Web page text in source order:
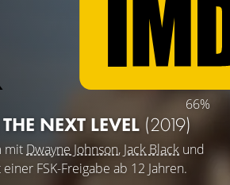
66%
NEXT LEVEL (2019)
mit Dwayne Johnson, Jack Black und
FSK-Freigabe ab 12 Jahren.